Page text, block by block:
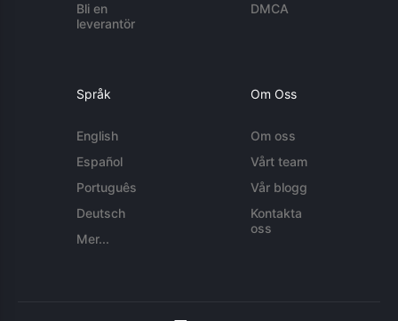
Bli en
leverantör
DMCA
Språk
English
Español
Português
Deutsch
Mer...
Om Oss
Om oss
Vårt team
Vår blogg
Kontakta
oss